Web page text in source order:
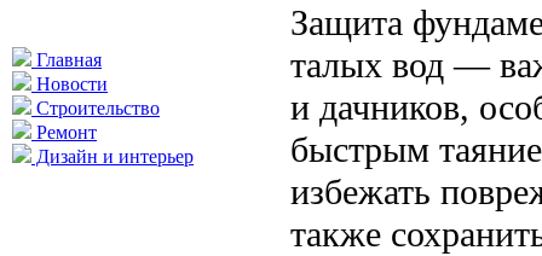
Главная
Новости
Строительство
Ремонт
Дизайн и интерьер
Защита
талых вод —
и дачников,
быстрым
избежать
также